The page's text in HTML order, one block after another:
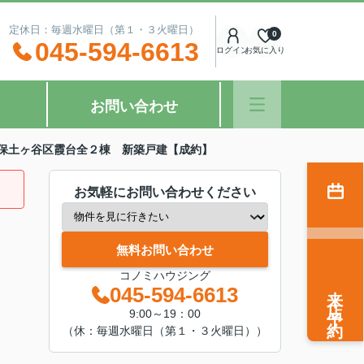
休日：毎週水曜日（第１・３火曜日）
045-594-6613 ログインお気に入り
0
お問い合わせ
土ヶ谷区霞台全２棟 新築戸建【成約】
お気軽にお問い合わせください
無料お問い合わせ
コノミハウジング
045-594-6613
9:00～19：00
（休：毎週水曜日（第１・３火曜日））
来店予約